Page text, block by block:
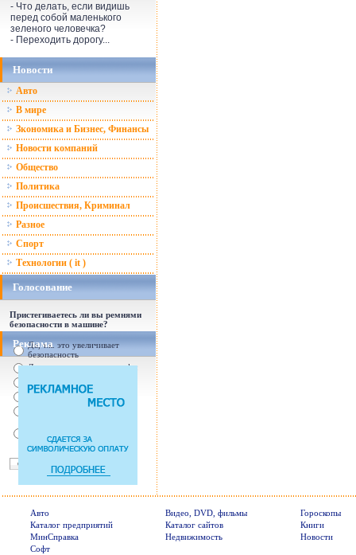
- Что делать, если видишь
перед собой маленького
зеленого человечка?
- Переходить дорогу...
Новости
Авто
В мире
Зкономика и Бизнес, Финансы
Новости компаний
Общество
Политика
Происшествия, Криминал
Разное
Спорт
Технологии ( it )
Голосование
Пристегиваетесь ли вы ремнями
безопасности в машине?
Да, т.к. это увеличивает
безопасность
Да, т.к. увеличились штрафы
Нет, с ремнем не удобно
Нет, Я уверен в себе
пристегива
Реклама
Авто Видео, DVD, фильмы
Гороскопы
Каталог предприятий
Каталог сайтов
Книги
МинСправка
Недвижимость
Новости
Софт